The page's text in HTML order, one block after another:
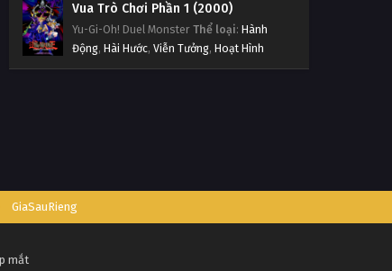
Vua Trò Chơi Phần 1 (2000)
Yu-Gi-Oh! Duel Monster Thể loại: Hành
Động, Hài Hước, Viễn Tưởng, Hoạt Hình
GiaSauRieng
mắt